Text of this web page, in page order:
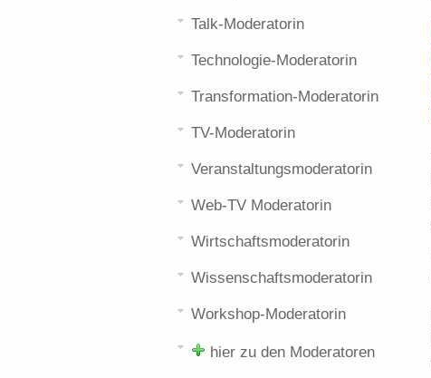
Talk-Moderatorin
Technologie-Moderatorin
Transformation-Moderatorin
TV-Moderatorin
Veranstaltungsmoderatorin
Web-TV Moderatorin
Wirtschaftsmoderatorin
Wissenschaftsmoderatorin
Workshop-Moderatorin
hier zu den Moderatoren